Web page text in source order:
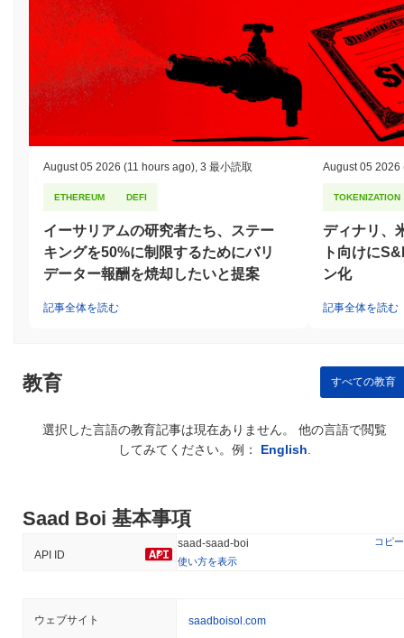
ターになることができ、取引を検証し新しいブロックを提案する
権利が与えられます。このステーキング要件は、バリデーターの
利益をネットワークの健全性と一致させ、悪意のある行動や正し
く検証できなかった場合にはステークされたトークンが削減され
る可能性があります。 プロトコルは、デジタル署名のための
Ed25519などの高度な暗号技術を採用しており、安全な認証とデ
ータの整合性を確保しています。この暗号技術は、不正アクセス
から保護し、取引が検証可能で改ざん不可能であることを保証し
ーターに配布されるステーキング報酬を通じて構成されていま
な脅威や脆弱性に対してネットワークが堅牢であり続けるよう
に、定期的な監査とガバナンスプロセスを実施しています。
Saad Boiは何か論争やリスクに直面しましたか？
Saad Boiは、2023年初頭に発生したコミュニティガバナンスの争
見が分かれました。チームは、コミュニティ投票メカニズムや利
害関係者への定期的な更新を含む、より透明なガバナンスフレー
に、Saad Boiエコシステムで使用されるスマートコントラクトに
関連するセキュリティリスクについての懸念もありました。これ
とを奨励するバグバウンティプログラムも設立しました。 Saad
Boiにとっての継続的なリスクには、市場のボラティリティや規制
の監視が含まれ、これは暗号通貨空間では一般的です。チーム
August 05 2026 (11 hours ago) 3 最小読取
ETHEREUM DEFI
イーサリアムの研究者たち、ステー
キングを50%に制限するためにバリ
データー報酬を焼却したいと提案
記事全体を読む
August 05 2026
TOKENIZATION
ディナリ、
ト向けに
ン化
記事全体を読む
教育 すべての教育
選択した言語の教育記事は現在ありません。 他の言語で閲覧
してみてください。例： English
Saad Boi 基本事項
API ID
saad-saad-boi
コピー
使い方を表示
ウェブサイト saadboisol.com